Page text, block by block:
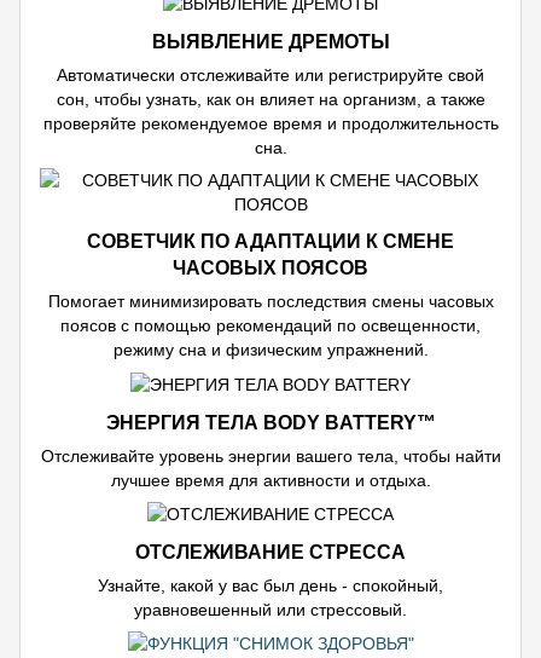
ВЫЯВЛЕНИЕ ДРЕМОТЫ
Автоматически отслеживайте или регистрируйте свой
сон, чтобы узнать, как он влияет на организм, а также
проверяйте рекомендуемое время и продолжительность
сна.
СОВЕТЧИК ПО АДАПТАЦИИ К СМЕНЕ
ЧАСОВЫХ ПОЯСОВ
Помогает минимизировать последствия смены часовых
поясов с помощью рекомендаций по освещенности,
режиму сна и физическим упражнений.
ЭНЕРГИЯ ТЕЛА BODY BATTERY™
Отслеживайте уровень энергии вашего тела, чтобы найти
лучшее время для активности и отдыха.
ОТСЛЕЖИВАНИЕ СТРЕССА
Узнайте, какой у вас был день - спокойный,
уравновешенный или стрессовый.